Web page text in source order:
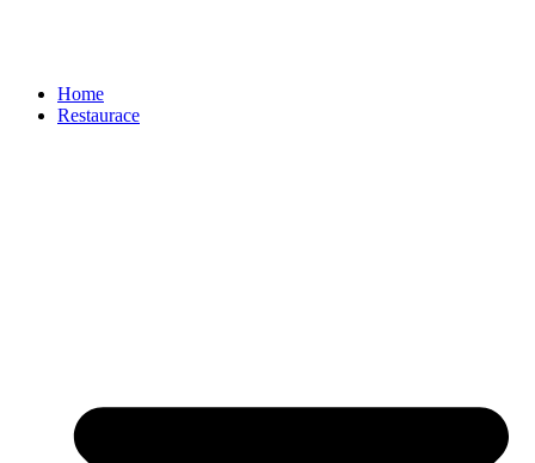
Home
Restaurace